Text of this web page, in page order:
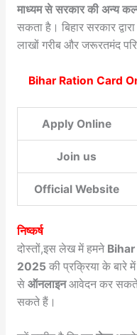
माध्यम से सरकार की अन्य
सकता है। बिहार सरकार
लाखों गरीब और जरूरतमंद
Bihar Ration Card
Apply Online
Join us
Official Website
निष्कर्ष
दोस्तों,इस लेख में हमने
2025 की प्रक्रिया के बारे
से ऑनलाइनआवेदन कर सकते
सकते हैं।